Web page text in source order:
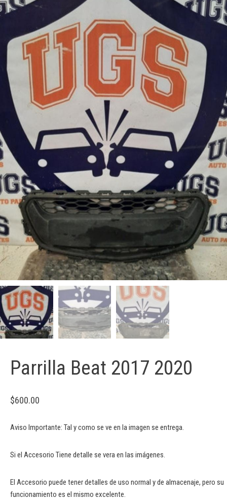
Parrilla Beat 2017 2020
$600.00
Aviso Importante: Tal y como se ve en la imagen se entrega.
Si el Accesorio Tiene detalle se vera en las imágenes.
El Accesorio puede tener detalles de uso normal y de almacenaje, pero su
funcionamiento es el mismo excelente.